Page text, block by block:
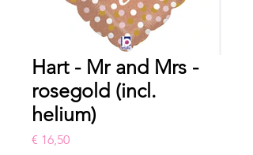
Hart - Mr and Mrs -
rosegold (incl.
helium)
€ 16,50Prijs